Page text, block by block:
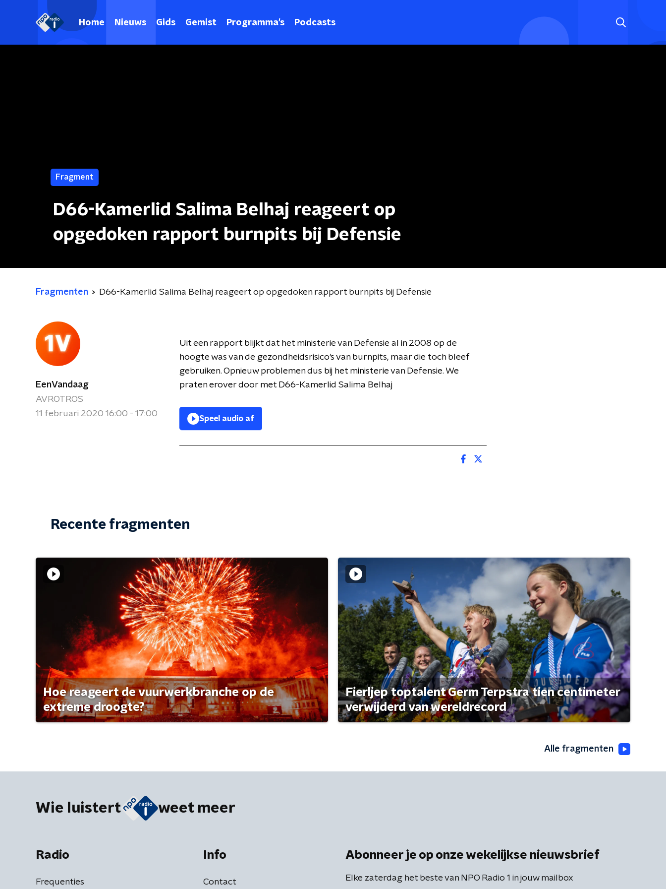
Home Nieuws Gids Gemist Programma's Podcasts
Fragment
D66-Kamerlid Salima Belhaj reageert op
opgedoken rapport burnpits bij Defensie
Fragmenten D66-Kamerlid Salima Belhaj reageert op opgedoken rapport burnpits bij Defensie
EenVandaag
AVROTROS
11 februari 2020 16:00 - 17:00
Uit een rapport blijkt dat het ministerie van Defensie al in 2008 op de
hoogte was van de gezondheidsrisico's van burnpits, maar die toch bleef
gebruiken. Opnieuw problemen dus bij het ministerie van Defensie. We
praten erover door met D66-Kamerlid Salima Belhaj
Speel audio af
Recente fragmenten
Hoe reageert de vuurwerkbranche op de
extreme droogte?
Fierljep toptalent Germ Terpstra tien centimeter
verwijderd van wereldrecord
Alle fragmenten
Wie luistert weet meer
Radio
Frequenties
Info
Contact
Abonneer je op onze wekelijkse nieuwsbrief
Elke zaterdag het beste van NPO Radio 1 in jouw mailbox